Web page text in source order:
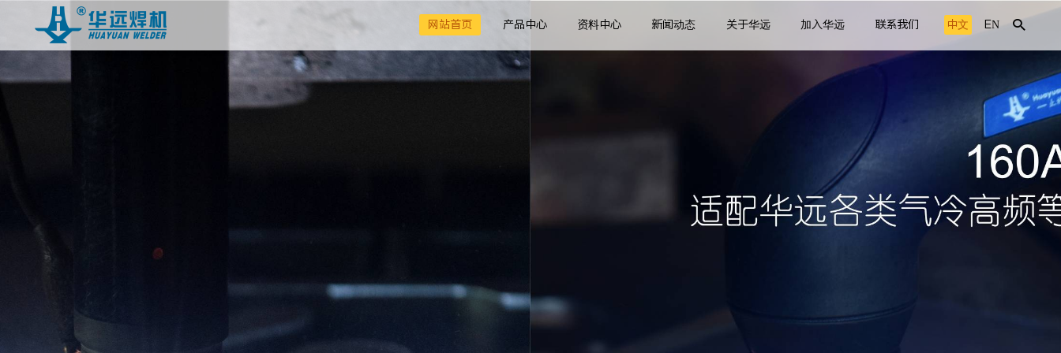
网站首页 产品中心 资料中心 新闻动态 关于华远 加入华远 联系我们 中文 EN 